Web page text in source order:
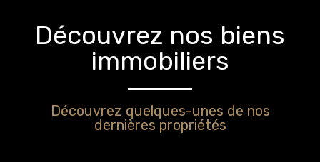
Découvrez nos biens
immobiliers
Découvrez quelques-unes de nos
dernières propriétés